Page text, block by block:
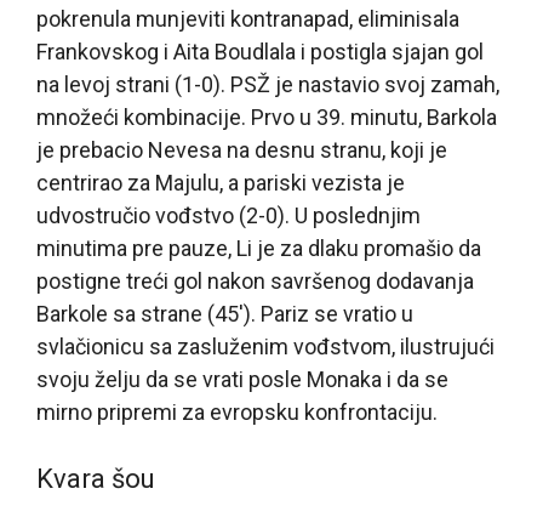
pokrenula munjeviti kontranapad, eliminisala
Frankovskog i Aita Boudlala i postigla sjajan gol
na levoj strani (1-0). PSŽ je nastavio svoj zamah,
množeći kombinacije. Prvo u 39. minutu, Barkola
je prebacio Nevesa na desnu stranu, koji je
centrirao za Majulu, a pariski vezista je
udvostručio vođstvo (2-0). U poslednjim
minutima pre pauze, Li je za dlaku promašio da
postigne treći gol nakon savršenog dodavanja
Barkole sa strane (45′). Pariz se vratio u
svlačionicu sa zasluženim vođstvom, ilustrujući
svoju želju da se vrati posle Monaka i da se
mirno pripremi za evropsku konfrontaciju.
Kvara šou